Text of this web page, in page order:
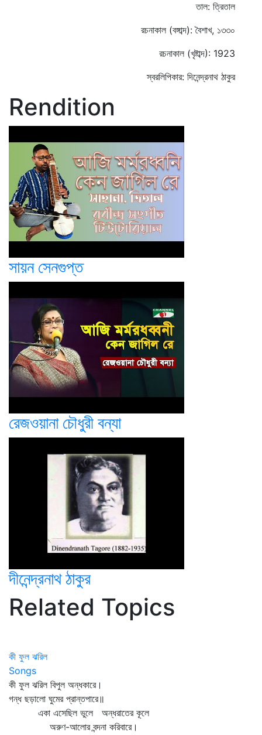
তাল: ত্রিতাল
রচনাকাল (বঙ্গাব্দ): বৈশাখ, ১৩৩০
রচনাকাল (খৃষ্টাব্দ): 1923
স্বরলিপিকার: দিনেন্দ্রনাথ ঠাকুর
Rendition
সায়ন সেনগুপ্ত
রেজওয়ানা চৌধুরী বন্যা
দীনেন্দ্রনাথ ঠাকুর
Related Topics
কী ফুল ঝরিল
Songs
কী ফুল ঝরিল বিপুল অন্ধকারে।
গন্ধ ছড়ালো ঘুমের প্রান্তপারে॥
একা এসেছিল ভুলে অন্ধরাতের কূলে
অরুণ-আলোর বন্দনা করিবারে।